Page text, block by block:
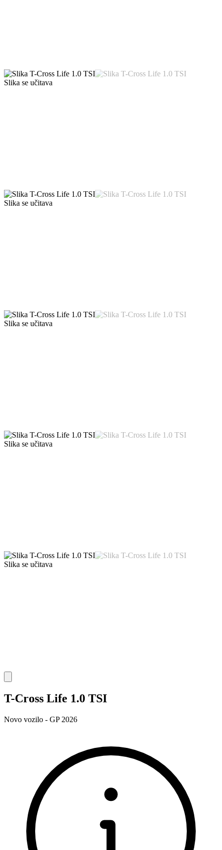
Slika se učitava
Slika se učitava
Slika se učitava
Slika se učitava
Slika se učitava
T-Cross Life 1.0 TSI
Novo vozilo - GP 2026